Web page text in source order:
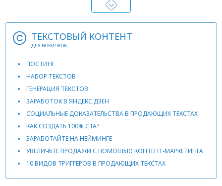
ТЕКСТОВЫЙ КОНТЕНТ
ДЛЯ НОВИЧКОВ
ПОСТИНГ
НАБОР ТЕКСТОВ
ГЕНЕРАЦИЯ ТЕКСТОВ
ЗАРАБОТОК В ЯНДЕКС.ДЗЕН
СОЦИАЛЬНЫЕ ДОКАЗАТЕЛЬСТВА В ПРОДАЮЩИХ ТЕКСТАХ
КАК СОЗДАТЬ 100% CTA?
ЗАРАБОТАЙТЕ НА НЕЙМИНГЕ
УВЕЛИЧЬТЕ ПРОДАЖИ С ПОМОЩЬЮ КОНТЕНТ-МАРКЕТИНГА
10 ВИДОВ ТРИГГЕРОВ В ПРОДАЮЩИХ ТЕКСТАХ